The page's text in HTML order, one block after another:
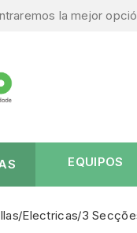
la mejor
EQUIPOS
Electricas 3